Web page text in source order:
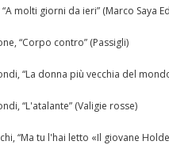
molti giorni da ieri” (Marco Saya
“Corpo contro” (Passigli)
“La donna più vecchia del
“L'atalante” (Valigie rosse)
“Ma tu l'hai letto «Il giovane